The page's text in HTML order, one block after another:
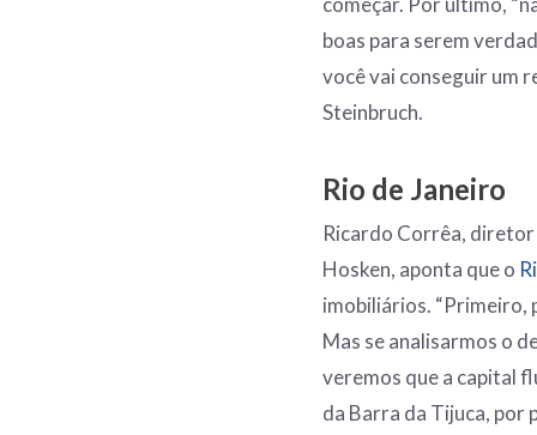
boas para serem
você vai conseguir um
Steinbruch.
Rio de Janeiro
Ricardo Corrêa,
Hosken, aponta que o
imobiliários. “Primeiro,
Mas se analisarmos o
veremos que a capital
da Barra da Tijuca, por